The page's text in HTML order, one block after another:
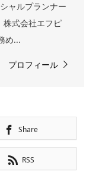
ャルプランナー
株式会社エフピ
め...
プロフィール
Share
RSS